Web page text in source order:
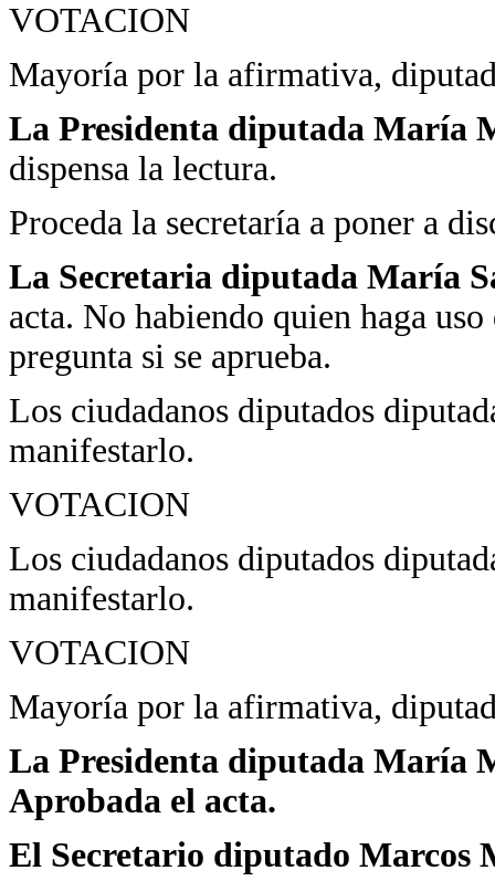
VOTACION
Mayoría por la afirmativa,
La Presidenta diputada María
dispensa la lectura.
Proceda la secretaría a poner a
La Secretaria diputada María
acta. No habiendo quien haga
pregunta si se aprueba.
Los ciudadanos diputados
manifestarlo.
VOTACION
Los ciudadanos diputados
manifestarlo.
VOTACION
Mayoría por la afirmativa,
La Presidenta diputada María
Aprobada el acta.
El Secretario diputado Marcos